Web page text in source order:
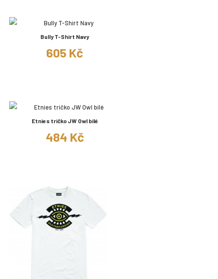
Bully T-Shirt Navy
605 Kč
Etnies tričko JW Owl bílé
484 Kč